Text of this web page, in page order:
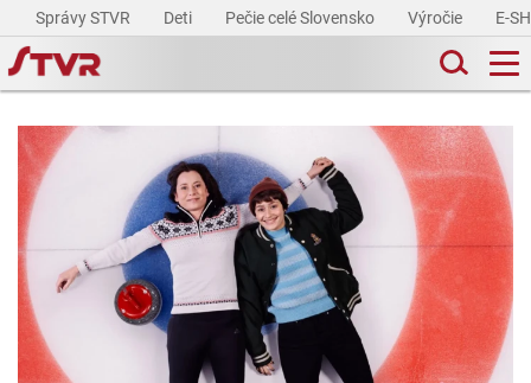
Správy STVR Deti Pečie celé Slovensko Výročie E-